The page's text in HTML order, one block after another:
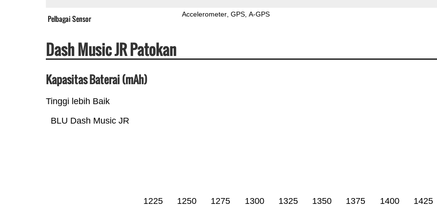
Pelbagai Sensor Accelerometer GPS A-GPS
Dash Music JR Patokan
Kapasitas Baterai (mAh)
Tinggi lebih Baik
BLU Dash Music JR
1225 1250 1275 1300 1325 1350 1375 1400 1425